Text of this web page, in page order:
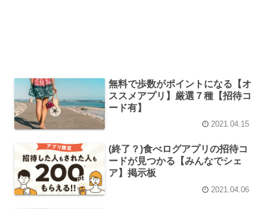
無料で歩数がポイントになる【オ
ススメアプリ】厳選７種【招待コ
ード有】
2021.04.15
(終了？)食べログアプリの招待コ
ードが見つかる【みんなでシェ
ア】掲示板
2021.04.06